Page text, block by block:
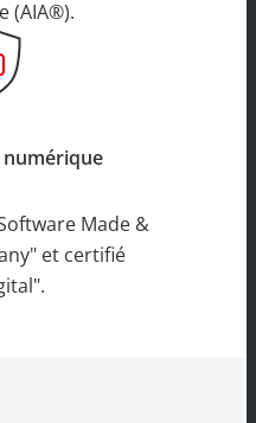
(AIA®).
numérique
Made &
et certifié